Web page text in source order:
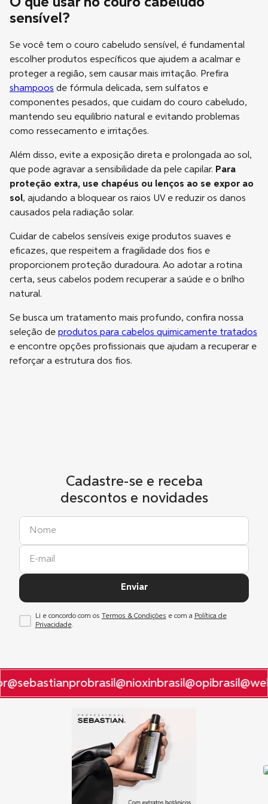
sensível?
Se você tem o couro cabeludo sensível, é fundamental
escolher produtos específicos que ajudem a acalmar e
proteger a região, sem causar mais irritação. Prefira
shampoos de fórmula delicada, sem sulfatos e
componentes pesados, que cuidam do couro cabeludo,
mantendo seu equilíbrio natural e evitando problemas
como ressecamento e irritações.
Além disso, evite a exposição direta e prolongada ao sol,
que pode agravar a sensibilidade da pele capilar. Para
proteção extra, use chapéus ou lenços ao se expor ao
sol, ajudando a bloquear os raios UV e reduzir os danos
causados pela radiação solar.
Cuidar de cabelos sensíveis exige produtos suaves e
eficazes, que respeitem a fragilidade dos fios e
proporcionem proteção duradoura. Ao adotar a rotina
certa, seus cabelos podem recuperar a saúde e o brilho
natural.
Se busca um tratamento mais profundo, confira nossa
seleção de produtos para cabelos quimicamente tratados
e encontre opções profissionais que ajudam a recuperar e
reforçar a estrutura dos fios.
Cadastre-se e receba
descontos e novidades
Enviar
Li e concordo com os Termos & Condições e com a Política de
Privacidade.
@sebastianprobrasil@nioxinbrasil@opibrasil